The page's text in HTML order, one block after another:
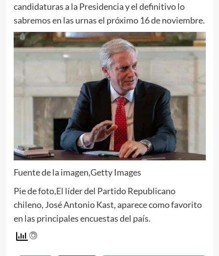
candidaturas a la Presidencia y el definitivo lo
sabremos en las urnas el próximo 16 de noviembre.
Fuente de la imagen,Getty Images
Pie de foto,El líder del Partido Republicano
chileno, José Antonio Kast, aparece como favorito
en las principales encuestas del país.